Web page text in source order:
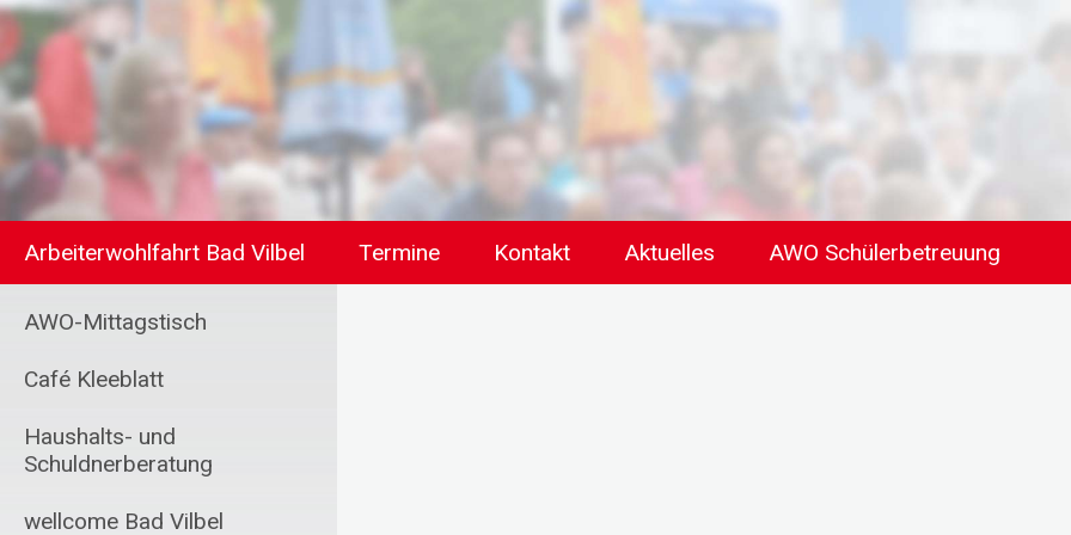
Arbeiterwohlfahrt Bad Vilbel Termine Kontakt Aktuelles AWO Schülerbetreuung
AWO-Mittagstisch
Café Kleeblatt
Haushalts- und
Schuldnerberatung
wellcome Bad Vilbel